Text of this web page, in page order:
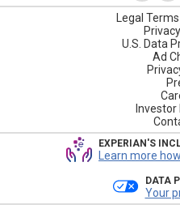
Legal
U.S. Data
Ad
Investor
EXPERIAN'S
Learn more
DATA
Your